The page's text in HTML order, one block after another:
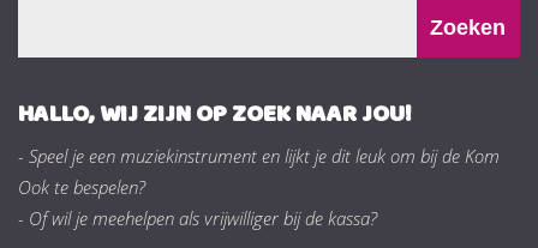
HALLO, WIJ ZIJN OP ZOEK NAAR JOU!
- Speel je een muziekinstrument en lijkt je dit leuk om bij de Kom
Ook te bespelen?
- Of wil je meehelpen als vrijwilliger bij de kassa?